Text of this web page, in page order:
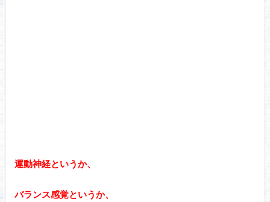
運動神経というか、
バランス感覚というか、